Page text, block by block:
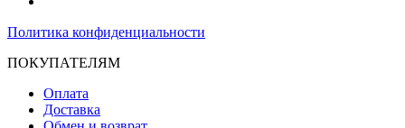
Политика конфиденциальности
ПОКУПАТЕЛЯМ
Оплата
Доставка